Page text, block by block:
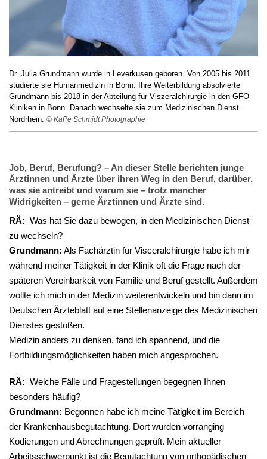
Dr. Julia Grundmann wurde in Leverkusen geboren. Von 2005 bis 2011
studierte sie Humanmedizin in Bonn. Ihre Weiterbildung absolvierte
Grundmann bis 2018 in der Abteilung für Viszeralchirurgie in den GFO
Kliniken in Bonn. Danach wechselte sie zum Medizinischen Dienst
Nordrhein. © KaPe Schmidt Photographie
Job, Beruf, Berufung? – An dieser Stelle berichten junge
Ärztinnen und Ärzte über ihren Weg in den Beruf, darüber,
was sie antreibt und warum sie – trotz mancher
Widrigkeiten – gerne Ärztinnen und Ärzte sind.
RÄ: Was hat Sie dazu bewogen, in den Medizinischen Dienst
zu wechseln?
Grundmann: Als Fachärztin für Visceralchirurgie habe ich mir
während meiner Tätigkeit in der Klinik oft die Frage nach der
späteren Vereinbarkeit von Familie und Beruf gestellt. Außerdem
wollte ich mich in der Medizin weiterentwickeln und bin dann im
Deutschen Ärzteblatt auf eine Stellenanzeige des Medizinischen
Dienstes gestoßen.
Medizin anders zu denken, fand ich spannend, und die
Fortbildungsmöglichkeiten haben mich angesprochen.
RÄ: Welche Fälle und Fragestellungen begegnen Ihnen
besonders häufig?
Grundmann: Begonnen habe ich meine Tätigkeit im Bereich
der Krankenhausbegutachtung. Dort wurden vorranging
Kodierungen und Abrechnungen geprüft. Mein aktueller
Arbeitsschwerpunkt ist die Begutachtung von orthopädischen